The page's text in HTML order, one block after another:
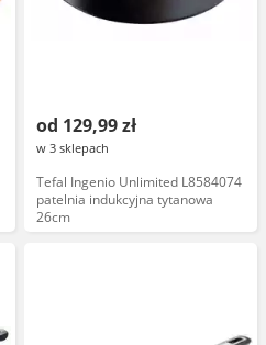
od 129,99 zł
w 3 sklepach
Tefal Ingenio Unlimited L8584074
patelnia indukcyjna tytanowa
26cm